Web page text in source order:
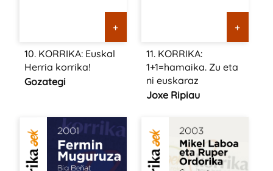
+
10. KORRIKA: Euskal
Herria korrika!
Gozategi
+
11. KORRIKA:
1+1=hamaika. Zu eta
ni euskaraz
Joxe Ripiau